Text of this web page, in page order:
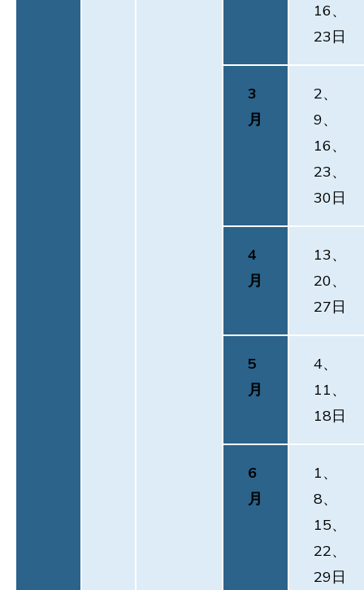
16、
23日
3
月
2、
9、
16、
23、
30日
4
月
13、
20、
27日
5
月
4、
11、
18日
6
月
1、
8、
15、
22、
29日